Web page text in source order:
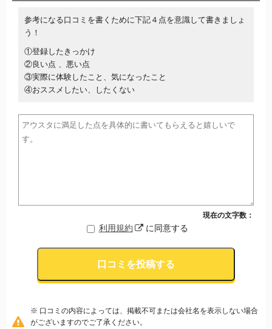
参考になる口コミを書くために下記４点を意識して書きましょ
う！
①登録したきっかけ
②良い点 、悪い点
③実際に体験したこと、気になったこと
④おススメしたい、したくない
現在の文字数：
利用規約 に同意する
口コミを投稿する
※ 口コミの内容によっては、掲載不可または会社名を表示しない場合
がございますのでご了承ください。